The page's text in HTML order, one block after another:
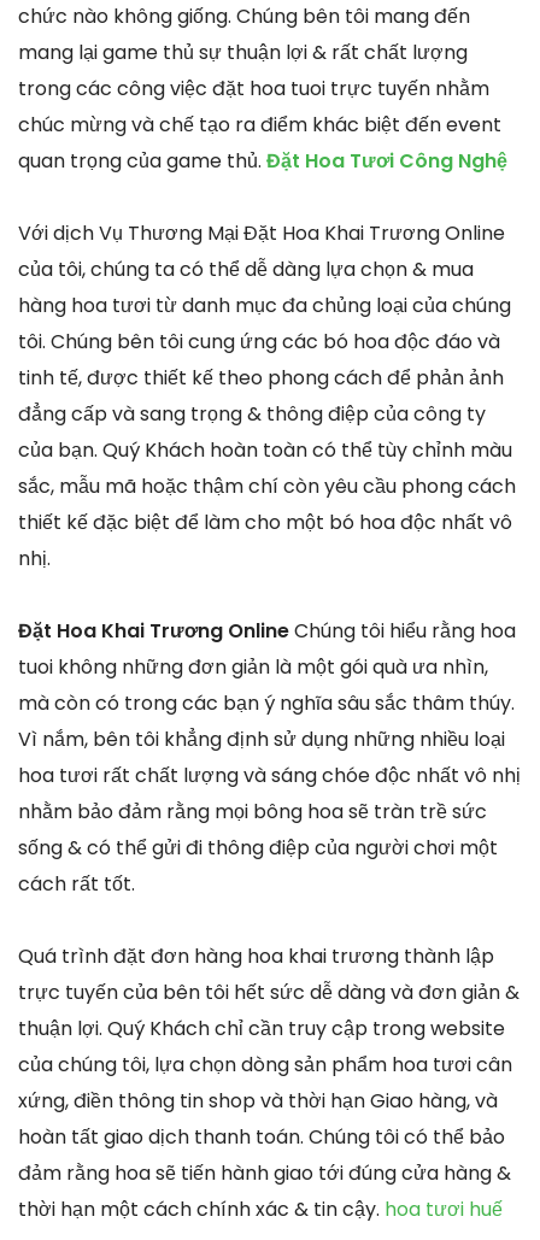
chức nào không giống. Chúng bên tôi mang đến
mang lại game thủ sự thuận lợi & rất chất lượng
trong các công việc đặt hoa tuoi trực tuyến nhằm
chúc mừng và chế tạo ra điểm khác biệt đến event
quan trọng của game thủ. Đặt Hoa Tươi Công Nghệ
Với dịch Vụ Thương Mại Đặt Hoa Khai Trương Online
của tôi, chúng ta có thể dễ dàng lựa chọn & mua
hàng hoa tươi từ danh mục đa chủng loại của chúng
tôi. Chúng bên tôi cung ứng các bó hoa độc đáo và
tinh tế, được thiết kế theo phong cách để phản ảnh
đẳng cấp và sang trọng & thông điệp của công ty
của bạn. Quý Khách hoàn toàn có thể tùy chỉnh màu
sắc, mẫu mã hoặc thậm chí còn yêu cầu phong cách
thiết kế đặc biệt để làm cho một bó hoa độc nhất vô
nhị.
Đặt Hoa Khai Trương OnlineChúng tôi hiểu rằng hoa
tuoi không những đơn giản là một gói quà ưa nhìn,
mà còn có trong các bạn ý nghĩa sâu sắc thâm thúy.
Vì nắm, bên tôi khẳng định sử dụng những nhiều loại
hoa tươi rất chất lượng và sáng chóe độc nhất vô nhị
nhằm bảo đảm rằng mọi bông hoa sẽ tràn trề sức
sống & có thể gửi đi thông điệp của người chơi một
cách rất tốt.
Quá trình đặt đơn hàng hoa khai trương thành lập
trực tuyến của bên tôi hết sức dễ dàng và đơn giản &
thuận lợi. Quý Khách chỉ cần truy cập trong website
của chúng tôi, lựa chọn dòng sản phẩm hoa tươi cân
xứng, điền thông tin shop và thời hạn Giao hàng, và
hoàn tất giao dịch thanh toán. Chúng tôi có thể bảo
đảm rằng hoa sẽ tiến hành giao tới đúng cửa hàng &
thời hạn một cách chính xác & tin cậy. hoa tươi huế